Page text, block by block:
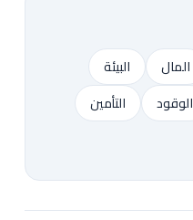
المال
البيئة
الوقود
التأمين